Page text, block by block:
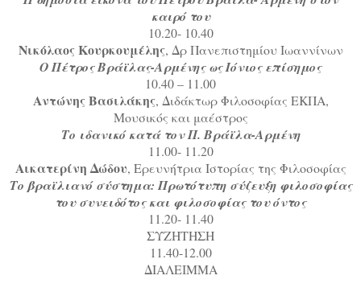
καιρό του
10.20- 10.40
Νικόλαος Κουρκουμέλης, Δρ Πανεπιστημίου Ιωαννίνων
Ο Πέτρος Βράϊλας-Αρμένης ως Ιόνιος επίσημος
10.40 – 11.00
Αντώνης Βασιλάκης, Διδάκτωρ Φιλοσοφίας ΕΚΠΑ,
Μουσικός και μαέστρος
Το ιδανικό κατά τον Π. Βράϊλα-Αρμένη
11.00- 11.20
Αικατερίνη Δώδου, Ερευνήτρια Ιστορίας της Φιλοσοφίας
Το βραϊλιανό σύστημα: Πρωτότυπη σύζευξη φιλοσοφίας
του συνειδότος και φιλοσοφίας του όντος
11.20- 11.40
ΣΥΖΗΤΗΣΗ
11.40-12.00
ΔΙΑΛΕΙΜΜΑ